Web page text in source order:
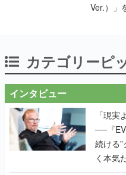
Ver.）」
カテゴリーピ
インタビュー
「現実
──『
続ける
く本気